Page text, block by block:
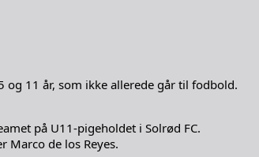
11 år, som ikke allerede går til fodbold.
på U11-pigeholdet i Solrød FC.
de los Reyes.